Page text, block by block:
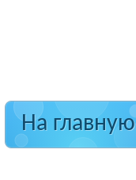
На главную